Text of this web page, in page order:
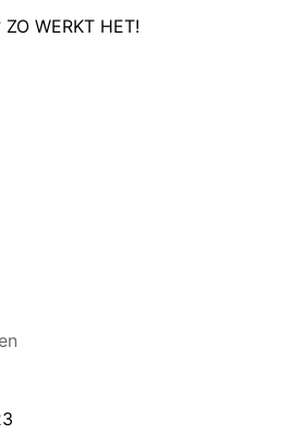
WERKT HET!